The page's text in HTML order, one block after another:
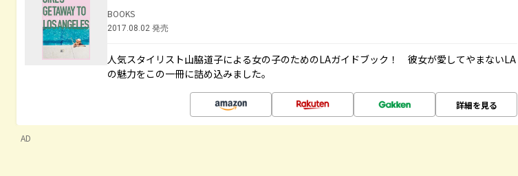
BOOKS
2017.08.02 発売
人気スタイリスト山脇道子による女の子のためのLAガイドブック！ 彼女が愛してやまないLA
の魅力をこの一冊に詰め込みました。
詳細を見る
AD